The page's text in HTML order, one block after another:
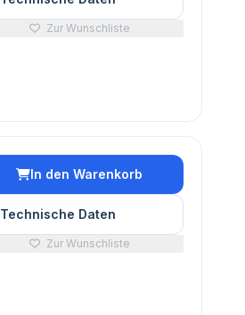
Zur Wunschliste
In den Warenkorb
Technische Daten
Zur Wunschliste